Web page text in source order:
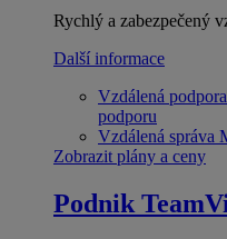
Rychlý a zabezpečený
Další informace
Vzdálená podpora
podporu
Vzdálená správa
Zobrazit plány a ceny
Podnik